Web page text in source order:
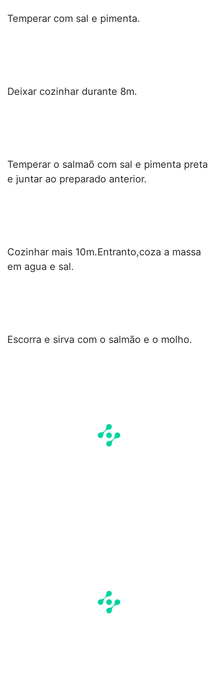
Temperar com sal e pimenta.
Deixar cozinhar durante 8m.
Temperar o salmaõ com sal e pimenta preta
e juntar ao preparado anterior.
Cozinhar mais 10m.Entranto,coza a massa
em agua e sal.
Escorra e sirva com o salmão e o molho.